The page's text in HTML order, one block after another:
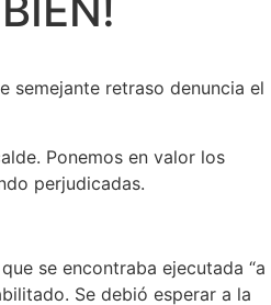
semejante retraso denuncia el
Ponemos en valor los
perjudicadas.
se encontraba ejecutada “a
Se debió esperar a la